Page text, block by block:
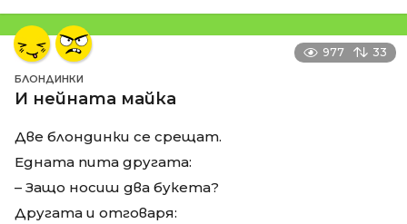
977 33
БЛОНДИНКИ
И нейната майка
Две блондинки се срещат.
Едната пита другата:
– Защо носиш два букета?
Другата и отговаря: